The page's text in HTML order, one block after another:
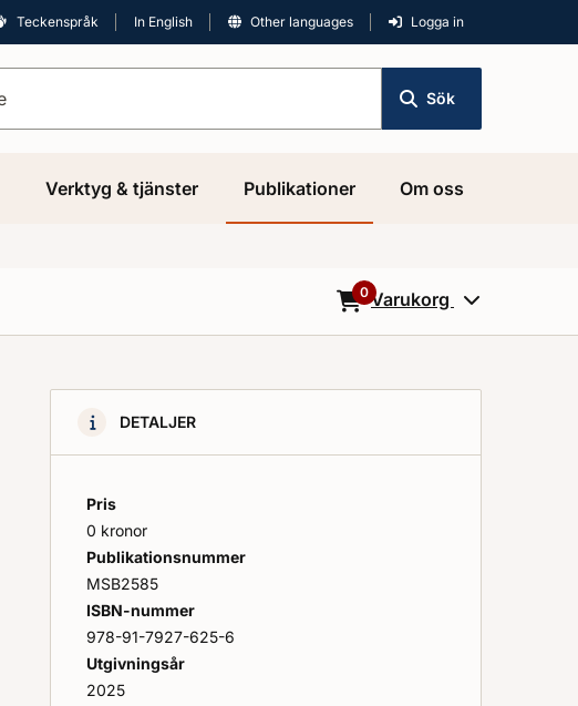
Teckenspråk In English Other languages Logga in
Sök
Verktyg & tjänster Publikationer Om oss
0Varukorg
DETALJER
Pris
0 kronor
Publikationsnummer
MSB2585
ISBN-nummer
978-91-7927-625-6
Utgivningsår
2025